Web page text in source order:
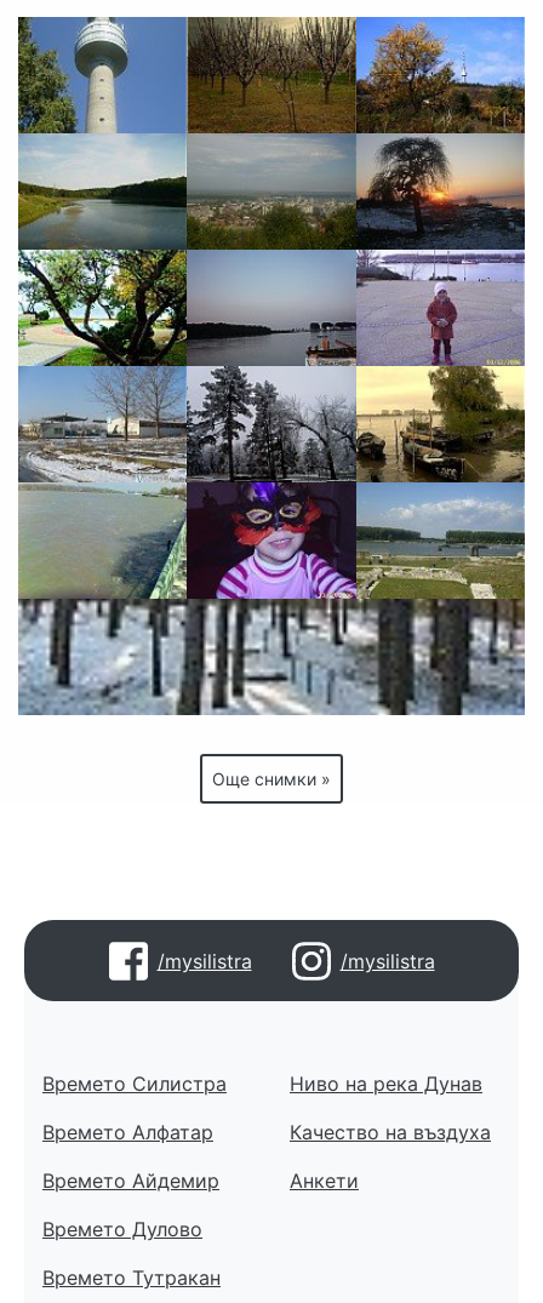
Още снимки »
/mysilistra /mysilistra
Времето Силистра
Времето Алфатар
Времето Айдемир
Времето Дулово
Времето Тутракан
Ниво на река Дунав
Качество на въздуха
Анкети